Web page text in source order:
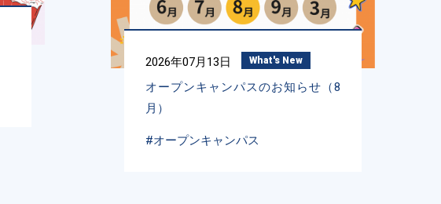
2026年07月13日 What's New
オープンキャンパスのお知らせ（8
月）
#オープンキャンパス